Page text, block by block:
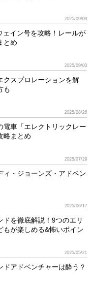
2025/09/03
ェイン号を攻略！レールが
とめ
2025/09/03
クスプロレーションを解
も
2025/08/26
電車「エレクトリックレー
略まとめ
2025/07/29
ィ・ジョーンズ・アドベン
2025/06/17
を徹底解説！9つのエリ
もが楽しめる&怖いポイン
2025/05/21
ドアドベンチャーは酔う？